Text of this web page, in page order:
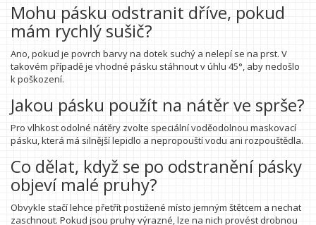
Mohu pásku odstranit dříve, pokud
mám rychlý sušič?
Ano, pokud je povrch barvy na dotek suchý a nelepí se na prst. V
takovém případě je vhodné pásku stáhnout v úhlu 45°, aby nedošlo
k poškození.
Jakou pásku použít na nátěr ve sprše?
Pro vlhkost odolné nátěry zvolte speciální voděodolnou maskovací
pásku, která má silnější lepidlo a nepropouští vodu ani rozpouštědla.
Co dělat, když se po odstranění pásky
objeví malé pruhy?
Obvykle stačí lehce přetřít postižené místo jemným štětcem a nechat
zaschnout. Pokud jsou pruhy výrazné, lze na nich provést drobnou